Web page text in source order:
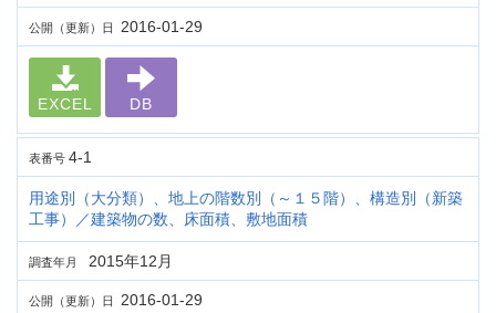
公開（更新）日 2016-01-29
EXCEL DB
表番号 4-1
用途別（大分類）、地上の階数別（～１５階）、構造別（新築
工事）／建築物の数、床面積、敷地面積
調査年月 2015年12月
公開（更新）日 2016-01-29